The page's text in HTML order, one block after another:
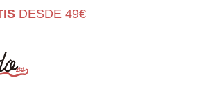
DESDE 49€